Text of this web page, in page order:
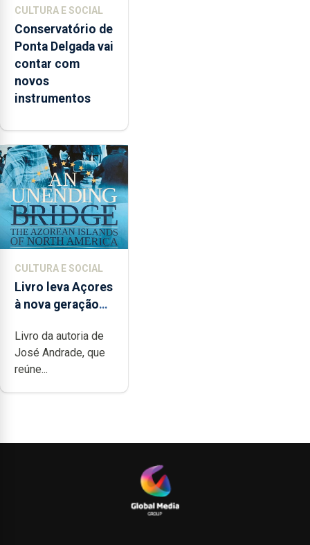
CULTURA E SOCIAL
Conservatório de
Ponta Delgada vai
contar com
novos
instrumentos
CULTURA E SOCIAL
Livro leva Açores
à nova geração
Livro da autoria de
José Andrade, que
reúne...